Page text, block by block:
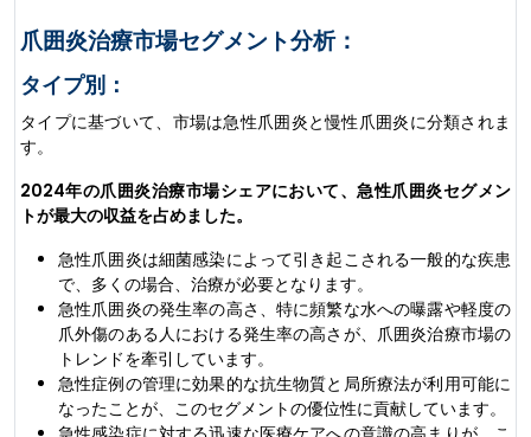
爪囲炎治療市場セグメント分析：
タイプ別：
タイプに基づいて、市場は急性爪囲炎と慢性爪囲炎に分類されま
す。
2024年の爪囲炎治療市場シェアにおいて、急性爪囲炎セグメン
トが最大の収益を占めました。
急性爪囲炎は細菌感染によって引き起こされる一般的な疾患
で、多くの場合、治療が必要となります。
急性爪囲炎の発生率の高さ、特に頻繁な水への曝露や軽度の
爪外傷のある人における発生率の高さが、爪囲炎治療市場の
トレンドを牽引しています。
急性症例の管理に効果的な抗生物質と局所療法が利用可能に
なったことが、このセグメントの優位性に貢献しています。